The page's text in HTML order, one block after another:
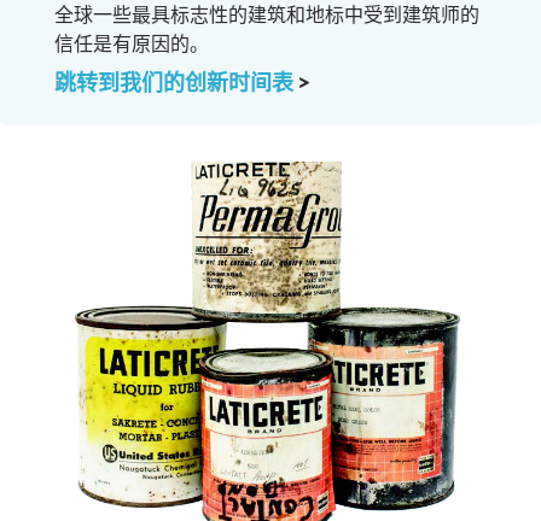
全球一些最具标志性的建筑和地标中受到建筑师的
信任是有原因的。
跳转到我们的创新时间表>